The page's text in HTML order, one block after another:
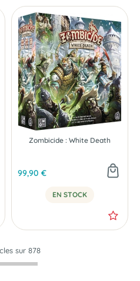
Zombicide : White Death
99,90 €
EN STOCK
sur 878